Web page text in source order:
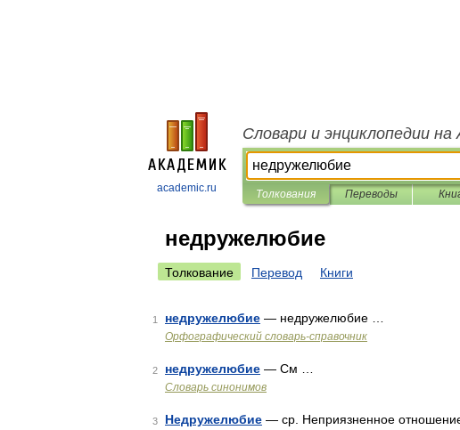
academic.ru
Словари и энциклопедии на
Толкования Переводы
недружелюбие
Толкование Перевод Книги
1 недружелюбие — недружелюбие …
Орфографический словарь-справочник
2 недружелюбие — См …
Словарь синонимов
3 Недружелюбие — ср. Неприязненное